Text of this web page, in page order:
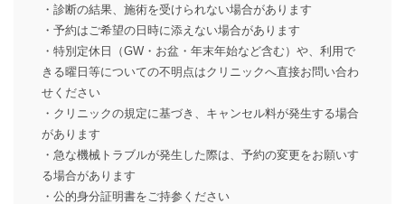
・診断の結果、施術を受けられない場合があります
・予約はご希望の日時に添えない場合があります
・特別定休日（GW・お盆・年末年始など含む）や、利用で
きる曜日等についての不明点はクリニックへ直接お問い合わ
せください
・クリニックの規定に基づき、キャンセル料が発生する場合
があります
・急な機械トラブルが発生した際は、予約の変更をお願いす
る場合があります
・公的身分証明書をご持参ください